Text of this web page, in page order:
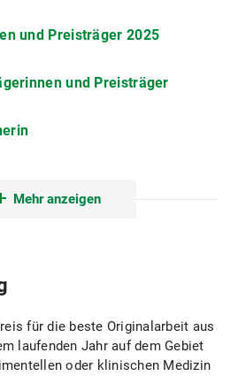
und Preisträger 2025
und Preisträger
Mehr anzeigen
für die beste Originalarbeit aus
laufenden Jahr auf dem Gebiet
oder klinischen Medizin